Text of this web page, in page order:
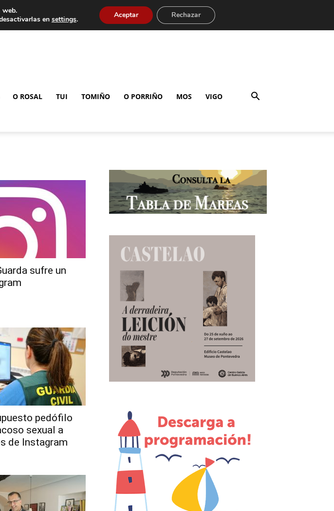
O ROSAL TUI TOMIÑO O PORRIÑO MOS VIGO
sufre un
pedófilo
sexual a
de Instagram
web.
en settings. Aceptar Rechazar